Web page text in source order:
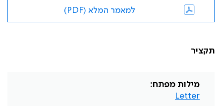
למאמר המלא (PDF)
תקציר
מילות מפתח:
Letter